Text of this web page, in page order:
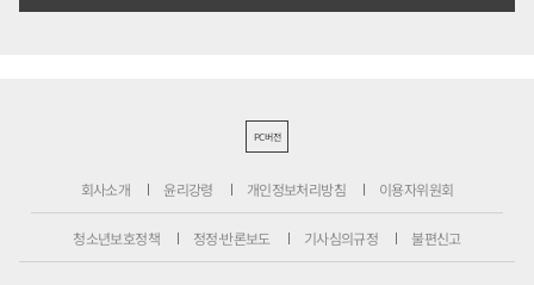
PC버전
회사소개 윤리강령 개인정보처리방침 이용자위원회
청소년보호정책 정정·반론보도 기사심의규정 불편신고